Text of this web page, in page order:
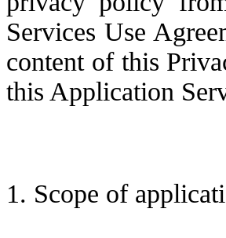
Services Use
content of this
this Application
1. Scope of